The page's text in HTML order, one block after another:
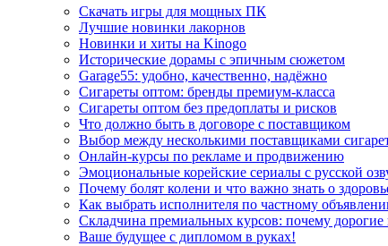
Скачать игры для мощных ПК
Лучшие новинки лакорнов
Новинки и хиты на Kinogo
Исторические дорамы с эпичным сюжетом
Garage55: удобно, качественно, надёжно
Сигареты оптом: бренды премиум-класса
Сигареты оптом без предоплаты и рисков
Что должно быть в договоре с поставщиком
Выбор между несколькими поставщиками
Онлайн-курсы по рекламе и продвижению
Эмоциональные корейские сериалы с русской
Почему болят колени и что важно знать о
Как выбрать исполнителя по частному
Складчина премиальных курсов: почему
Ваше будущее с дипломом в руках!